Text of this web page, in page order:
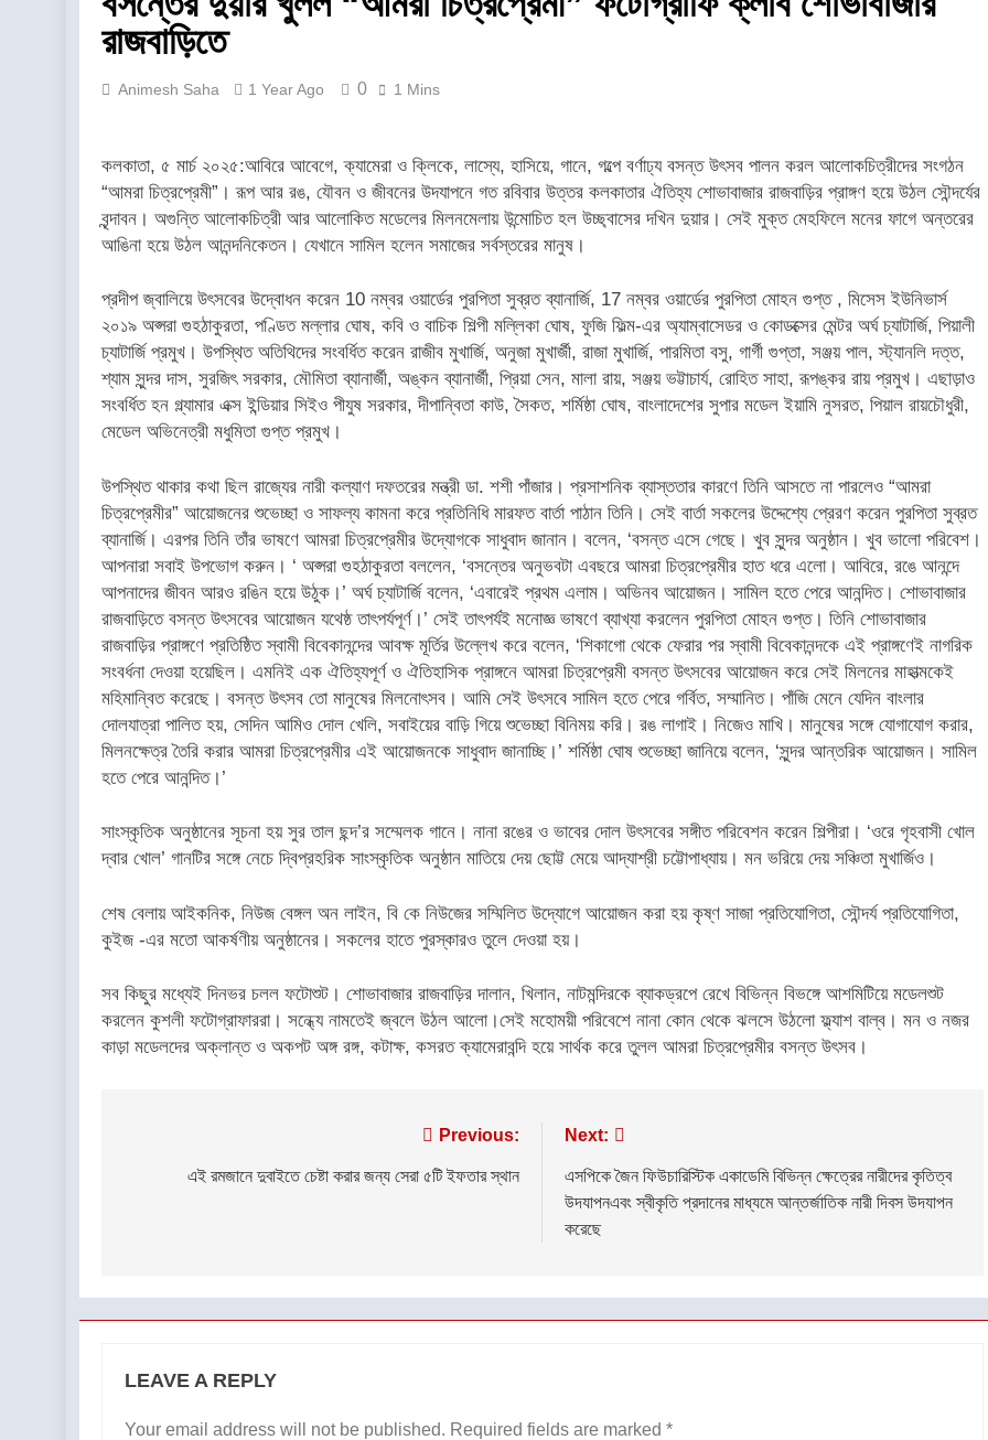
রাজবাড়িতে
Animesh Saha 1 Year Ago 0 1 Mins
কলকাতা, ৫ মার্চ ২০২৫:আবিরে আবেগে, ক্যামেরা ও ক্লিকে, লাস্যে, হাসিয়ে, গানে, গল্পে বর্ণাঢ্য বসন্ত উৎসব পালন করল আলোকচিত্রীদের সংগঠন
“আমরা চিত্রপ্রেমী”। রূপ আর রঙ, যৌবন ও জীবনের উদযাপনে গত রবিবার উত্তর কলকাতার ঐতিহ্য শোভাবাজার রাজবাড়ির প্রাঙ্গণ হয়ে উঠল সৌন্দর্যের
বৃন্দাবন। অগুন্তি আলোকচিত্রী আর আলোকিত মডেলের মিলনমেলায় উন্মোচিত হল উচ্ছ্বাসের দখিন দুয়ার। সেই মুক্ত মেহফিলে মনের ফাগে অন্তরের
আঙিনা হয়ে উঠল আনন্দনিকেতন। যেখানে সামিল হলেন সমাজের সর্বস্তরের মানুষ।
প্রদীপ জ্বালিয়ে উৎসবের উদ্বোধন করেন 10 নম্বর ওয়ার্ডের পুরপিতা সুব্রত ব্যানার্জি, 17 নম্বর ওয়ার্ডের পুরপিতা মোহন গুপ্ত , মিসেস ইউনিভার্স
২০১৯ অপ্সরা গুহঠাকুরতা, পণ্ডিত মল্লার ঘোষ, কবি ও বাচিক শিল্পী মল্লিকা ঘোষ, ফুজি ফিল্ম-এর অ্যাম্বাসেডর ও কোডক্সের মেন্টর অর্ঘ চ্যাটার্জি, পিয়ালী
চ্যাটার্জি প্রমুখ। উপস্থিত অতিথিদের সংবর্ধিত করেন রাজীব মুখার্জি, অনুজা মুখার্জী, রাজা মুখার্জি, পারমিতা বসু, গার্গী গুপ্তা, সঞ্জয় পাল, স্ট্যানলি দত্ত,
শ্যাম সুন্দর দাস, সুরজিৎ সরকার, মৌমিতা ব্যানার্জী, অঙ্কন ব্যানার্জী, প্রিয়া সেন, মালা রায়, সঞ্জয় ভট্টাচার্য, রোহিত সাহা, রূপঙ্কর রায় প্রমুখ। এছাড়াও
সংবর্ধিত হন গ্ল্যামার এক্স ইন্ডিয়ার সিইও পীযুষ সরকার, দীপান্বিতা কাউ, সৈকত, শর্মিষ্ঠা ঘোষ, বাংলাদেশের সুপার মডেল‌ ইয়ামি নুসরত, পিয়াল রায়চৌধুরী,
মেডেল অভিনেত্রী মধুমিতা গুপ্ত প্রমুখ।
উপস্থিত থাকার কথা ছিল রাজ্যের নারী কল্যাণ দফতরের মন্ত্রী ডা. শশী পাঁজার। প্রসাশনিক ব্যাস্ততার কারণে তিনি আসতে না পারলেও “আমরা
চিত্রপ্রেমীর” আয়োজনের শুভেচ্ছা ও সাফল্য কামনা করে প্রতিনিধি মারফত বার্তা পাঠান তিনি। সেই বার্তা সকলের উদ্দেশ্যে প্রেরণ করেন পুরপিতা সুব্রত
ব্যানার্জি। এরপর তিনি তাঁর ভাষণে আমরা চিত্রপ্রেমীর উদ্যোগকে সাধুবাদ জানান। বলেন, ‘বসন্ত এসে গেছে। খুব সুন্দর অনুষ্ঠান। খুব ভালো পরিবেশ।
আপনারা সবাই উপভোগ করুন। ‘ অপ্সরা গুহঠাকুরতা বললেন, ‘বসন্তের অনুভবটা এবছরে আমরা চিত্রপ্রেমীর হাত ধরে এলো। আবিরে, রঙে আনন্দে
আপনাদের জীবন আরও রঙিন হয়ে উঠুক।’ অর্ঘ চ্যাটার্জি বলেন, ‘এবারেই প্রথম এলাম। অভিনব আয়োজন। সামিল হতে পেরে আনন্দিত। শোভাবাজার
রাজবাড়িতে বসন্ত উৎসবের আয়োজন যথেষ্ঠ তাৎপর্যপূর্ণ।’ সেই তাৎপর্যই মনোজ্ঞ ভাষণে ব্যাখ্যা করলেন পুরপিতা মোহন গুপ্ত। তিনি শোভাবাজার
রাজবাড়ির প্রাঙ্গণে প্রতিষ্ঠিত স্বামী বিবেকানন্দের আবক্ষ মূর্তির উল্লেখ করে বলেন, ‘শিকাগো থেকে ফেরার পর স্বামী বিবেকানন্দকে এই প্রাঙ্গণেই নাগরিক
সংবর্ধনা দেওয়া হয়েছিল। এমনিই এক ঐতিহ্যপূর্ণ ও ঐতিহাসিক প্রাঙ্গনে আমরা চিত্রপ্রেমী বসন্ত উৎসবের আয়োজন করে সেই মিলনের মাহাত্মকেই
মহিমান্বিত করেছে। বসন্ত উৎসব তো মানুষের মিলনোৎসব। আমি সেই উৎসবে সামিল হতে পেরে গর্বিত, সম্মানিত। পাঁজি মেনে যেদিন বাংলার
দোলযাত্রা পালিত হয়, সেদিন আমিও দোল খেলি, সবাইয়ের বাড়ি গিয়ে শুভেচ্ছা বিনিময় করি। রঙ লাগাই। নিজেও মাখি। মানুষের সঙ্গে যোগাযোগ করার,
মিলনক্ষেত্র তৈরি করার আমরা চিত্রপ্রেমীর এই আয়োজনকে সাধুবাদ জানাচ্ছি।’ শর্মিষ্ঠা ঘোষ শুভেচ্ছা জানিয়ে বলেন, ‘সুন্দর আন্তরিক আয়োজন। সামিল
হতে পেরে আনন্দিত।’
সাংস্কৃতিক অনুষ্ঠানের সূচনা হয় সুর তাল ছন্দ’র সম্মেলক গানে। নানা রঙের ও ভাবের দোল উৎসবের সঙ্গীত পরিবেশন করেন শিল্পীরা। ‘ওরে গৃহবাসী খোল
দ্বার খোল’ গানটির সঙ্গে নেচে দ্বিপ্রহরিক সাংস্কৃতিক অনুষ্ঠান মাতিয়ে দেয় ছোট্ট মেয়ে আদ্যাশ্রী চট্টোপাধ্যায়। মন ভরিয়ে দেয় সঞ্চিতা মুখার্জিও।
শেষ বেলায় আইকনিক, নিউজ বেঙ্গল অন লাইন, বি কে নিউজের সম্মিলিত উদ্যোগে আয়োজন করা হয় কৃষ্ণ সাজা প্রতিযোগিতা, সৌন্দর্য প্রতিযোগিতা,
কুইজ -এর মতো আকর্ষণীয় অনুষ্ঠানের। সকলের হাতে পুরস্কারও তুলে দেওয়া হয়।
সব কিছুর মধ্যেই দিনভর চলল ফটোশুট। শোভাবাজার রাজবাড়ির দালান, খিলান, নাটমন্দিরকে ব্যাকড্রপে রেখে বিভিন্ন বিভঙ্গে আশমিটিয়ে মডেলশুট
করলেন কুশলী ফটোগ্রাফাররা। সন্ধ্যে নামতেই জ্বলে উঠল আলো।সেই মহোময়ী পরিবেশে নানা কোন থেকে ঝলসে উঠলো ফ্ল্যাশ বাল্ব। মন ও নজর
কাড়া মডেলদের অক্লান্ত ও অকপট অঙ্গ রঙ্গ, কটাক্ষ, কসরত ক্যামেরাবন্দি হয়ে সার্থক করে তুলল আমরা চিত্রপ্রেমীর বসন্ত উৎসব।
navigation
Previous:
এই রমজানে দুবাইতে চেষ্টা করার জন্য সেরা ৫টি ইফতার স্থান
Next:
এসপিকে জৈন ফিউচারিস্টিক একাডেমি বিভিন্ন ক্ষেত্রের নারীদের কৃতিত্ব
উদযাপনএবং স্বীকৃতি প্রদানের মাধ্যমে আন্তর্জাতিক নারী দিবস উদযাপন
করেছে
LEAVE A REPLY
Your email address will not be published. Required fields are marked *